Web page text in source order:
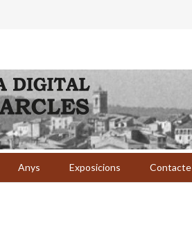
Anys Exposicions Contacte